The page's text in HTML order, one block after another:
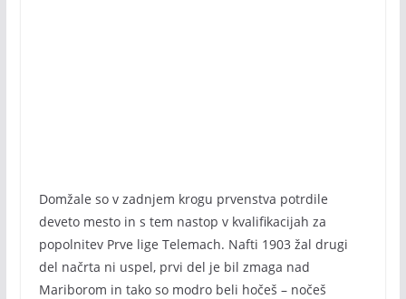
Domžale so v zadnjem krogu prvenstva potrdile
deveto mesto in s tem nastop v kvalifikacijah za
popolnitev Prve lige Telemach. Nafti 1903 žal drugi
del načrta ni uspel, prvi del je bil zmaga nad
Mariborom in tako so modro beli hočeš – nočeš